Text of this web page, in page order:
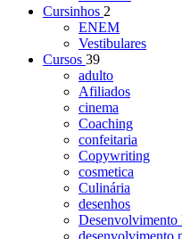
Cursinhos 2
ENEM
Vestibulares
Cursos 39
adulto
Afiliados
cinema
Coaching
confeitaria
Copywriting
cosmetica
Culinária
desenhos
Desenvolvimento